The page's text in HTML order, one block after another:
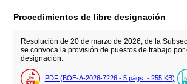
Procedimientos de libre designación
Resolución de 20 de marzo de 2026, de la
se convoca la provisión de puestos de trabajo por
designación.
PDF (BOE-A-2026-7226 - 5 págs. - 255 KB)